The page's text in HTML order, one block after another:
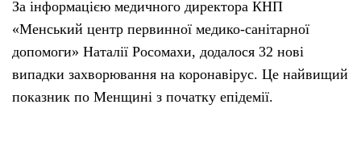
За інформацією медичного директора КНП
«Менський центр первинної медико-санітарної
допомоги» Наталії Росомахи, додалося 32 нові
випадки захворювання на коронавірус. Це найвищий
показник по Менщині з початку епідемії.